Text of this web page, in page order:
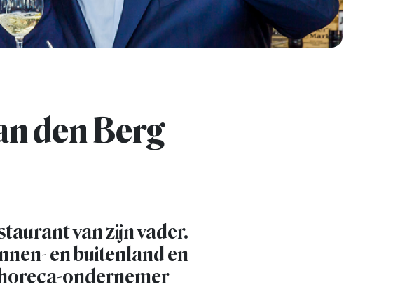
den Berg
van zijn vader.
en buitenland en
ondernemer